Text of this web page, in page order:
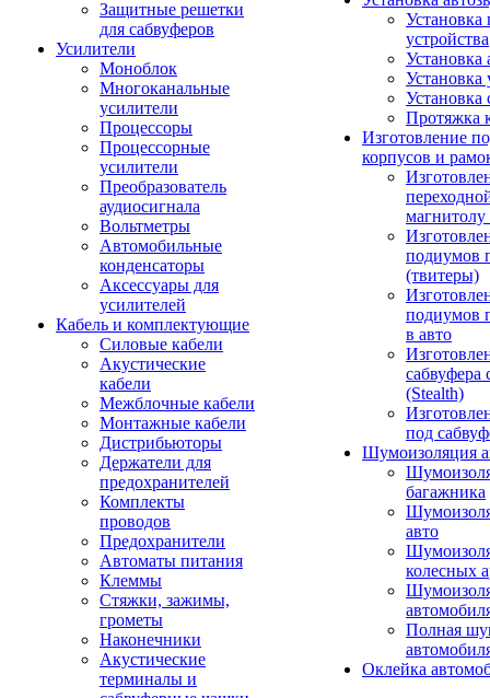
Защитные решетки
для сабвуферов
Усилители
Моноблок
Многоканальные
усилители
Процессоры
Процессорные
усилители
Преобразователь
аудиосигнала
Вольтметры
Автомобильные
конденсаторы
Аксессуары для
усилителей
Кабель и комплектующие
Силовые кабели
Акустические
кабели
Межблочные кабели
Монтажные кабели
Дистрибьюторы
Держатели для
предохранителей
Комплекты
проводов
Предохранители
Автоматы питания
Клеммы
Стяжки, зажимы,
грометы
Наконечники
Акустические
терминалы и
Установка
устройства
Установка
Установка
Установка
Протяжка
Изготовление
корпусов и
подиумов
(твитеры)
подиумов
в авто
сабвуфера
(Stealth)
под
Шумоизоляция
багажника
авто
колесных
Полная
Оклейка